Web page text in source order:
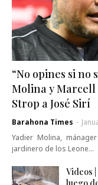
“No opines si no
Molina y Marcell
Strop a José Sirí
Barahona Times -
Yadier Molina,
jardinero de los Leone…
Videos